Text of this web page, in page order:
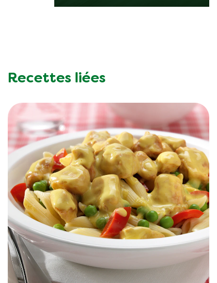
Recettes liées